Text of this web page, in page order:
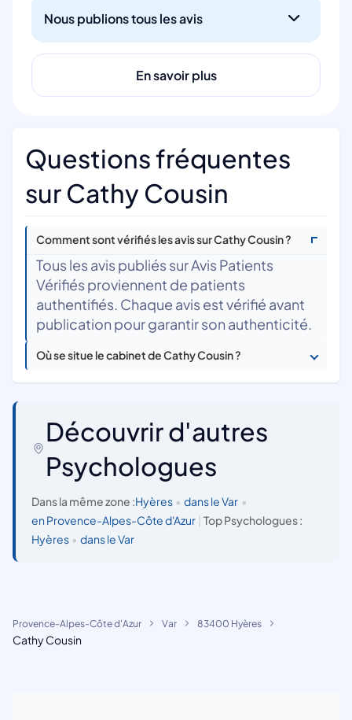
Nous publions tous les avis
En savoir plus
Questions fréquentes
sur Cathy Cousin
Comment sont vérifiés les avis sur Cathy Cousin ?
Tous les avis publiés sur Avis Patients
Vérifiés proviennent de patients
authentifiés. Chaque avis est vérifié avant
publication pour garantir son authenticité.
Où se situe le cabinet de Cathy Cousin ?
Découvrir d'autres
Psychologues
Dans la même zone :Hyères • dans le Var •
en Provence-Alpes-Côte d'Azur
Top Psychologues :
Hyères • dans le Var
Provence-Alpes-Côte d'Azur Var 83400 Hyères
Cathy Cousin